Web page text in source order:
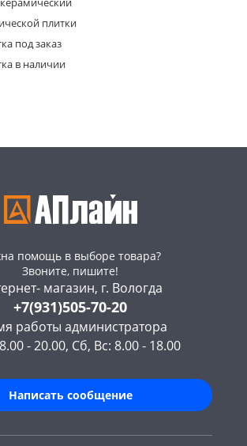
плитки
под заказ
в наличии
помощь в выборе товара?
Звоните, пишите!
магазин, г. Вологда
+7(931)505-70-20
работы администратора
- 20.00, Сб, Вс: 8.00 - 18.00
Написать сообщение